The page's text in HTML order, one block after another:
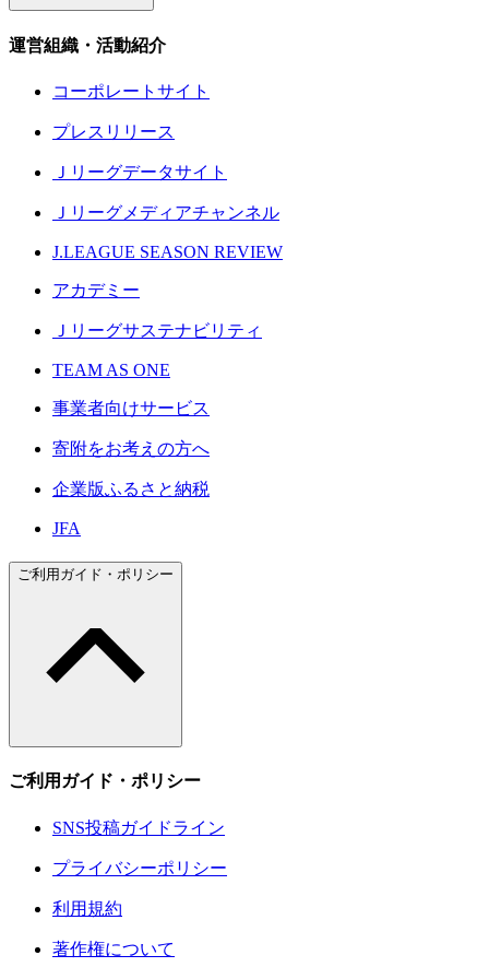
運営組織・活動紹介
コーポレートサイト
プレスリリース
Ｊリーグデータサイト
Ｊリーグメディアチャンネル
J.LEAGUE SEASON REVIEW
アカデミー
Ｊリーグサステナビリティ
TEAM AS ONE
事業者向けサービス
寄附をお考えの方へ
企業版ふるさと納税
JFA
ご利用ガイド・ポリシー
ご利用ガイド・ポリシー
SNS投稿ガイドライン
プライバシーポリシー
利用規約
著作権について